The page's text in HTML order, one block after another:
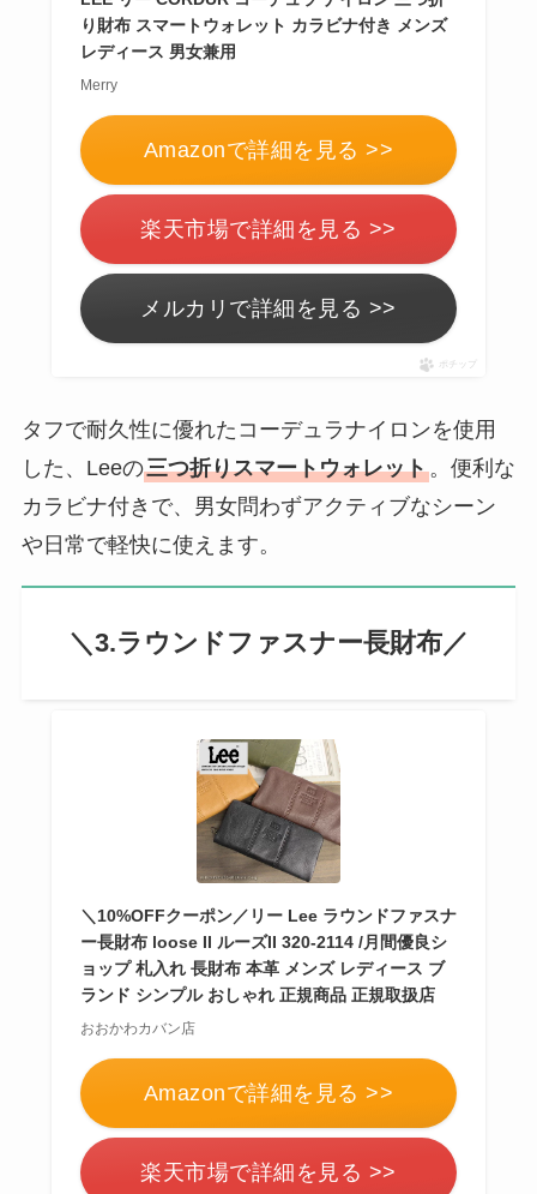
り財布 スマートウォレット カラビナ付き メンズ
レディース 男女兼用
Merry
Amazonで詳細を見る >>
楽天市場で詳細を見る >>
メルカリで詳細を見る >>
ポチップ
タフで耐久性に優れたコーデュラナイロンを使用
した、Leeの三つ折りスマートウォレット。便利な
カラビナ付きで、男女問わずアクティブなシーン
や日常で軽快に使えます。
＼3.ラウンドファスナー長財布／
＼10%OFFクーポン／リー Lee ラウンドファスナ
ー長財布 loose II ルーズII 320-2114 /月間優良シ
ョップ 札入れ 長財布 本革 メンズ レディース ブ
ランド シンプル おしゃれ 正規商品 正規取扱店
おおかわカバン店
Amazonで詳細を見る >>
楽天市場で詳細を見る >>